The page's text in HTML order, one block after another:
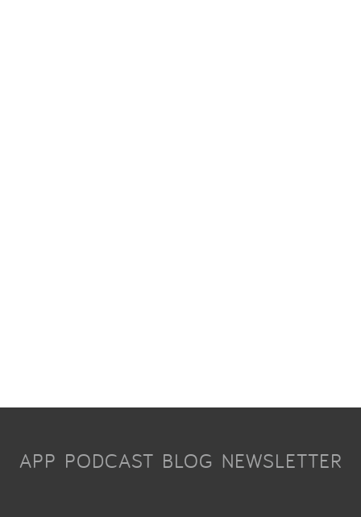
APP PODCAST BLOG NEWSLETTER